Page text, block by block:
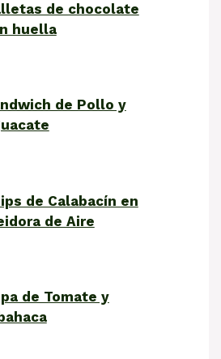
de chocolate
huella
de Pollo y
de Calabacín en
de Aire
de Tomate y